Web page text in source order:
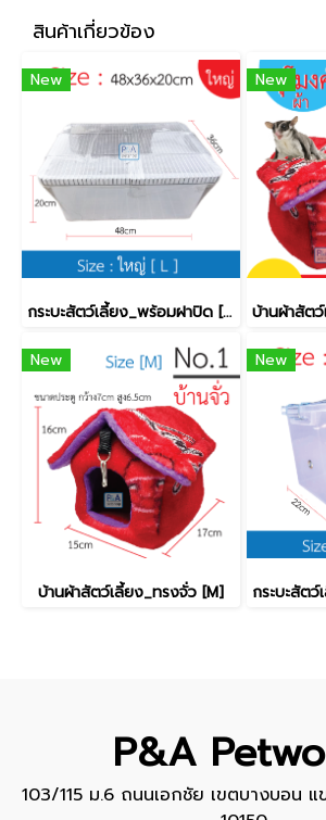
สินค้าเกี่ยวข้อง
New
กระบะสัตว์เลี้ยง_พร้อมฝาปิด [ใหญ่]
New
New
บ้านผ้าสัตว์เลี้ยง_ทรงจั่ว [M]
New
P&A
103/115 ม.6 ถนนเอกชัย เขตบางบอน